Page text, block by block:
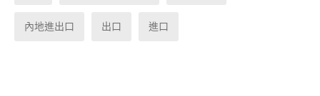
內地進出口 出口 進口